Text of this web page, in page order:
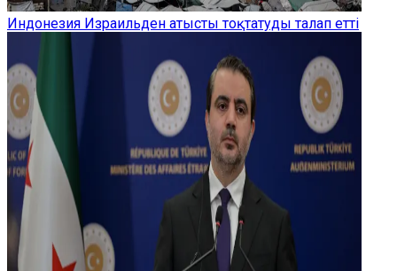
Индонезия Израильден атысты тоқтатуды талап етті